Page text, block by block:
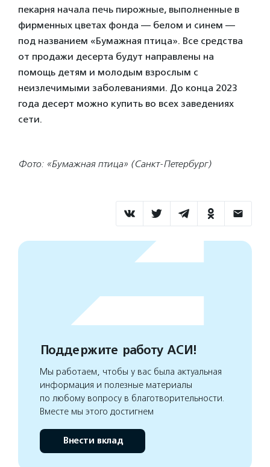
пекарня начала печь пирожные, выполненные в
фирменных цветах фонда — белом и синем —
под названием «Бумажная птица». Все средства
от продажи десерта будут направлены на
помощь детям и молодым взрослым с
неизлечимыми заболеваниями. До конца 2023
года десерт можно купить во всех заведениях
сети.
Фото: «Бумажная птица» (Санкт-Петербург)
Поддержите работу АСИ!
Мы работаем, чтобы у вас была актуальная
информация и полезные материалы
по любому вопросу в благотворительности.
Вместе мы этого достигнем
Внести вклад